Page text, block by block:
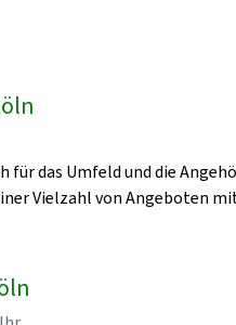
das Umfeld und die
Vielzahl von Angeboten